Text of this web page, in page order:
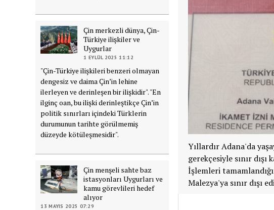
Çin merkezli dünya, Çin-
Türkiye ilişkiler ve
Uygurlar
1 EYLÜL 2025 11:12
"Çin-Türkiye ilişkileri benzeri olmayan
dengesiz ve daima Çin’in lehine
ilerleyen ve derinleşen bir ilişkidir". "En
ilginç oan, bu ilişki derinleştikçe Çin’in
politik sınırları içindeki Türklerin
durumunun tarihte görülmemiş
düzeyde kötüleşmesidir".
Çin menşeli sahte baz
istasyonları Uygurları ve
kamu görevlileri hedef
alıyor
13 MAYIS 2025 07:29
Yıllardır Adana'da
gerekçesiyle sınır dışı
İşlemleri
Malezya'ya sınır dışı